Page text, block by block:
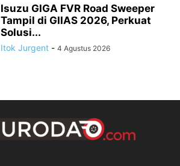
Isuzu GIGA FVR Road Sweeper
Tampil di GIIAS 2026, Perkuat
Solusi...
Itok Jurgent - 4 Agustus 2026